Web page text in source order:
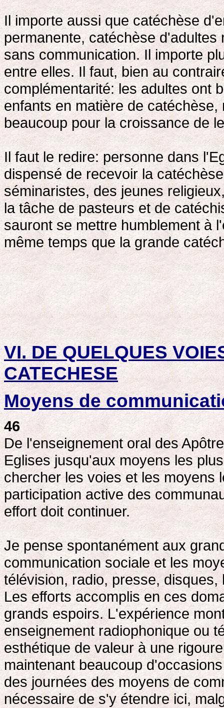
Il importe aussi que catéchèse
permanente, catéchèse
sans communication. Il importe
entre elles. Il faut, bien au
complémentarité: les adultes ont
enfants en matière de
beaucoup pour la croissance de
Il faut le redire: personne dans
dispensé de recevoir la
séminaristes, des jeunes
la tâche de pasteurs et de
sauront se mettre humblement à
même temps que la grande
VI. DE QUELQUES
CATECHESE
Moyens de
46
De l'enseignement oral des
Eglises jusqu'aux moyens les
chercher les voies et les moyens
participation active des
effort doit continuer.
Je pense spontanément aux
communication sociale et les
télévision, radio, presse,
Les efforts accomplis en ces
grands espoirs. L'expérience
enseignement radiophonique ou
esthétique de valeur à une
maintenant beaucoup
des journées des moyens de
nécessaire de s'y étendre ici,